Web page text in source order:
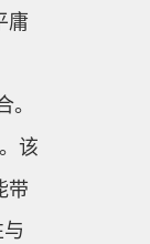
庸
该
带